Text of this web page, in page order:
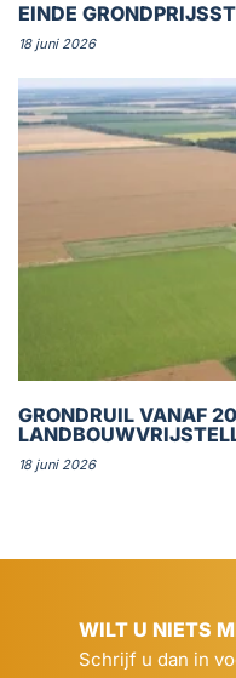
EINDE
18 juni 2026
GRONDRUIL VANAF
18 juni 2026
WILT U NIETS
Schrijf u dan in